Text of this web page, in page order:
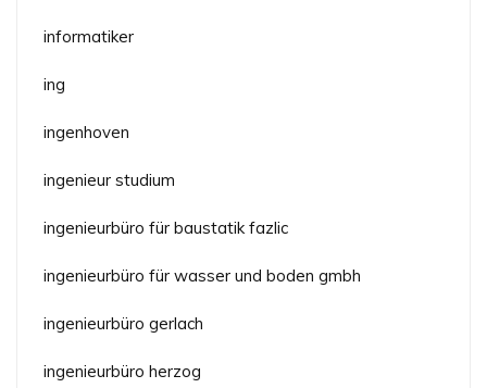
informatiker
ing
ingenhoven
ingenieur studium
ingenieurbüro für baustatik fazlic
ingenieurbüro für wasser und boden gmbh
ingenieurbüro gerlach
ingenieurbüro herzog